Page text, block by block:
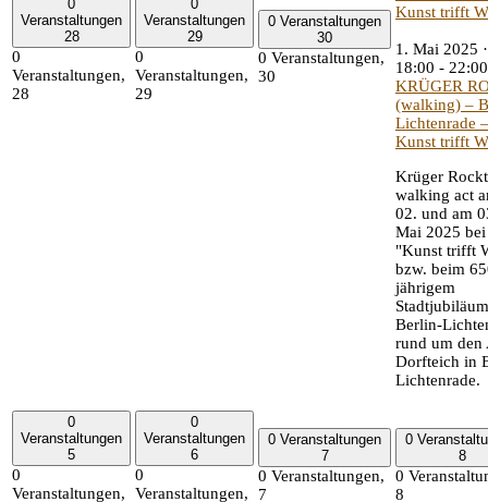
0
Veranstaltungen
28
0
Veranstaltungen,
28
0
Veranstaltungen
29
0
Veranstaltungen,
29
0 Veranstaltungen
30
0 Veranstaltungen,
30
Kunst trifft
1. Mai 2025 ·
18:00 - 22:00
KRÜGER
(walking) –
Lichtenrade –
Kunst trifft
Krüger
walking act
02. und am
Mai 2025 bei
"Kunst trifft
bzw. beim
jährigem
Berlin-
rund um den
Dorfteich in
Lichtenrade.
0
Veranstaltungen
5
0
Veranstaltungen,
0
Veranstaltungen
6
0
Veranstaltungen,
0 Veranstaltungen
7
0 Veranstaltungen,
7
0
8
0
8